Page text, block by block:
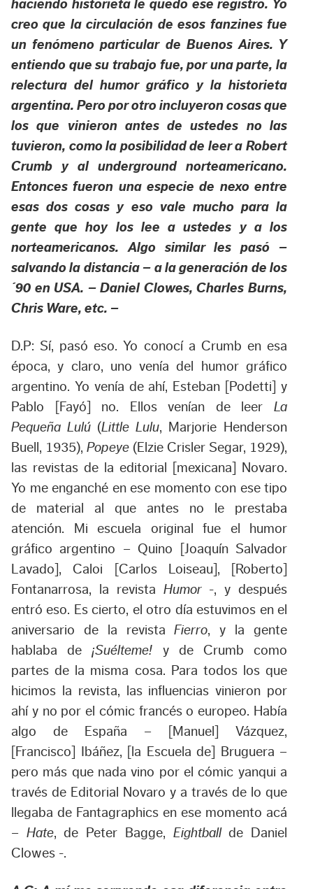
haciendo historieta le quedó ese registro. Yo
creo que la circulación de esos fanzines fue
un fenómeno particular de Buenos Aires. Y
entiendo que su trabajo fue, por una parte, la
relectura del humor gráfico y la historieta
argentina. Pero por otro incluyeron cosas que
los que vinieron antes de ustedes no las
tuvieron, como la posibilidad de leer a Robert
Crumb y al underground norteamericano.
Entonces fueron una especie de nexo entre
esas dos cosas y eso vale mucho para la
gente que hoy los lee a ustedes y a los
norteamericanos. Algo similar les pasó –
salvando la distancia – a la generación de los
´90 en USA. – Daniel Clowes, Charles Burns,
Chris Ware, etc. –
D.P: Sí, pasó eso. Yo conocí a Crumb en esa
época, y claro, uno venía del humor gráfico
argentino. Yo venía de ahí, Esteban [Podetti] y
Pablo [Fayó] no. Ellos venían de leer La
Pequeña Lulú(Little Lulu, Marjorie Henderson
Buell, 1935), Popeye (Elzie Crisler Segar, 1929),
las revistas de la editorial [mexicana] Novaro.
Yo me enganché en ese momento con ese tipo
de material al que antes no le prestaba
atención. Mi escuela original fue el humor
gráfico argentino – Quino [Joaquín Salvador
Lavado], Caloi [Carlos Loiseau], [Roberto]
Fontanarrosa, la revista Humor-, y después
entró eso. Es cierto, el otro día estuvimos en el
aniversario de la revistaFierro, y la gente
hablaba de¡Suélteme! y de Crumb como
partes de la misma cosa. Para todos los que
hicimos la revista, las influencias vinieron por
ahí y no por el cómic francés o europeo. Había
algo de España – [Manuel] Vázquez,
[Francisco] Ibáñez, [la Escuela de] Bruguera –
pero más que nada vino por el cómic yanqui a
través de Editorial Novaro y a través de lo que
llegaba de Fantagraphics en ese momento acá
– Hate, de Peter Bagge, Eightballde Daniel
Clowes -.